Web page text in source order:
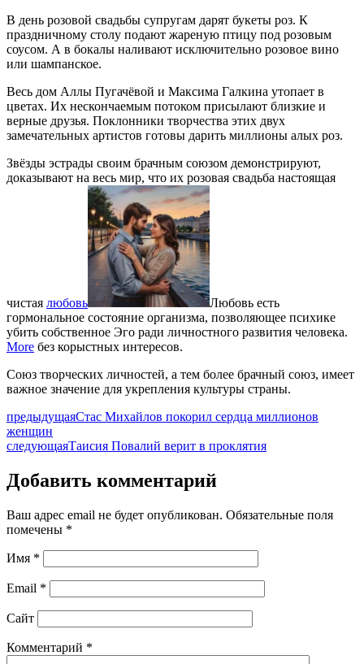
В день розовой свадьбы супругам дарят букеты роз. К
праздничному столу подают жареную птицу под розовым
соусом. А в бокалы наливают исключительно розовое вино
или шампанское.
Весь дом Аллы Пугачёвой и Максима Галкина утопает в
цветах. Их нескончаемым потоком присылают близкие и
верные друзья. Поклонники творчества этих двух
замечательных артистов готовы дарить миллионы алых роз.
Звёзды эстрады своим брачным союзом демонстрируют,
доказывают на весь мир, что их розовая свадьба настоящая
чистая любовь
Любовь есть
гормональное состояние организма, позволяющее психике
убить собственное Эго ради личностного развития человека.
More без корыстных интересов.
Союз творческих личностей, а тем более брачный союз, имеет
важное значение для укрепления культуры страны.
предыдущаяСтас Михайлов покорил сердца миллионов
женщин
следующаяТаисия Повалий верит в проклятия
Добавить комментарий
Ваш адрес email не будет опубликован. Обязательные поля
помечены *
Имя *
Email *
Сайт
Комментарий *